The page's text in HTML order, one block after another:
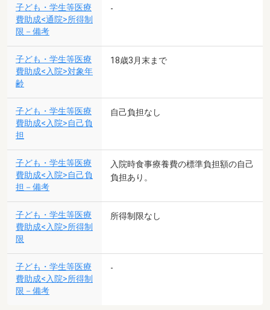
子ども・学生等医療
費助成<通院>所得制
限－備考
-
子ども・学生等医療
費助成<入院>対象年
齢
18歳3月末まで
子ども・学生等医療
費助成<入院>自己負
担
自己負担なし
子ども・学生等医療
費助成<入院>自己負
担－備考
入院時食事療養費の標準負担額の自己
負担あり。
子ども・学生等医療
費助成<入院>所得制
限
所得制限なし
子ども・学生等医療
費助成<入院>所得制
限－備考
-